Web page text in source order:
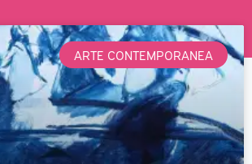
ARTE CONTEMPORANEA